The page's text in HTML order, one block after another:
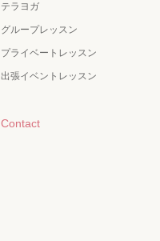
テラヨガ
グループレッスン
プライベートレッスン
出張イベントレッスン
Contact